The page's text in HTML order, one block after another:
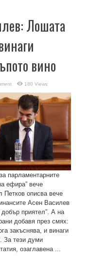
Лошата
вино
180 Views
парламентарните
ефира” вече
Петков описва вече
Асен Василев
приятел”. А на
добавя през смях:
закъснява, и винаги
За тези думи
озаглавена ...